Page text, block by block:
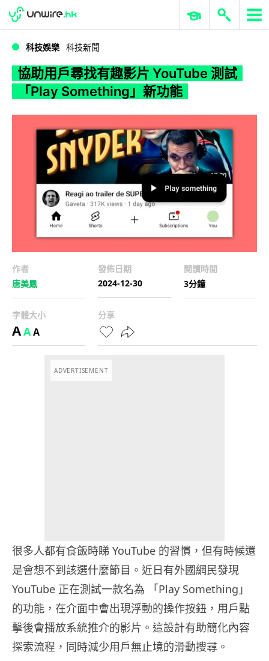
WWDC 2026 ERP 與商業 AI
科技娛樂 科技新聞
協助用戶尋找有趣影片 YouTube 測試
「Play Something」新功能
作者
唐美鳳
發佈日期
2024-12-30
閱讀時間
3分鐘
字體大小
AAA
分享
ADVERTISEMENT
很多人都有食飯時睇 YouTube 的習慣，但有時候還
是會想不到該選什麼節目。近日有外國網民發現
YouTube 正在測試一款名為 「Play Something」
的功能，在介面中會出現浮動的操作按鈕，用戶點
擊後會播放系統推介的影片。這設計有助簡化內容
探索流程，同時減少用戶無止境的滑動搜尋。